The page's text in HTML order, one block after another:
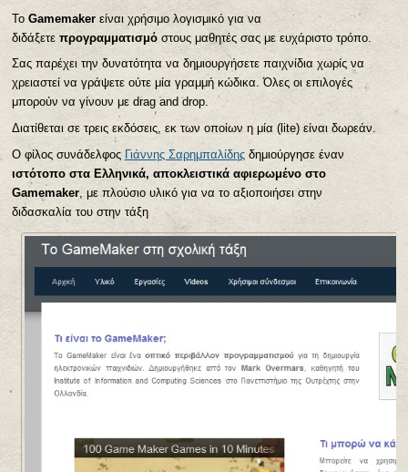
Το Gamemakerείναι χρήσιμο λογισμικό για να
διδάξετε προγραμματισμό στους μαθητές σας με ευχάριστο τρόπο.
Σας παρέχει την δυνατότητα να δημιουργήσετε παιχνίδια χωρίς να
χρειαστεί να γράψετε ούτε μία γραμμή κώδικα. Όλες οι επιλογές
μπορούν να γίνουν με drag and drop.
Διατίθεται σε τρεις εκδόσεις, εκ των οποίων η μία (lite) είναι δωρεάν.
Ο φίλος συνάδελφος Γιάννης Σαρημπαλίδηςδημιούργησε έναν
ιστότοπο στα Ελληνικά, αποκλειστικά αφιερωμένο στο
Gamemaker, με πλούσιο υλικό για να το αξιοποιήσει στην
διδασκαλία του στην τάξη